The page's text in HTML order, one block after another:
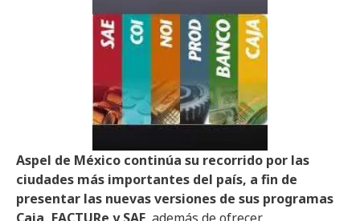
Aspel de México continúa su recorrido por las
ciudades más importantes del país, a fin de
presentar las nuevas versiones de sus programas